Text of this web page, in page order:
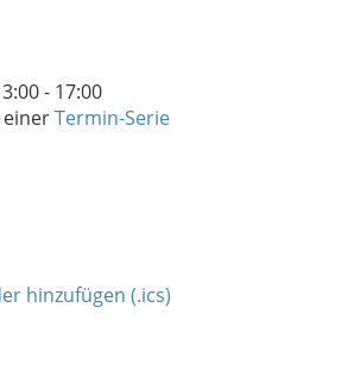
- 17:00
einerTermin-Serie
hinzufügen (.ics)